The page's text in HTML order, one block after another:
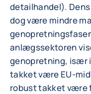
detailhandel).
dog være mindre
anlægssektoren
genopretning, især
takket være EU-
robust takket være